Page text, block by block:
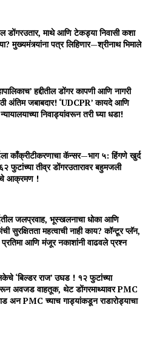
डोंगरउतार, माथे आणि टेकड्या निवासी कशा
मुख्यमंत्र्यांना पत्र लिहिणार—श्रीनाथ भिमाले
हद्दीतील डोंगर कापणी आणि नागरी
अंतिम जबाबदार! ‘UDCPR’ कायदे आणि
न्यायालयाच्या निवाड्यांवरून तरी घ्या धडा!
काँक्रीटीकरणाचा कॅन्सर—भाग ५: हिंगणे खुर्द
फुटांच्या तीव्र डोंगरउतारावर बहुमजली
आक्रमण !
जलप्रवाह, भूस्खलनाचा धोका आणि
सुरक्षितता महत्वाची नाही काय? कॉन्टूर प्लॅन,
आणि मंजूर नकाशांनी वाढवले प्रश्न
‘बिल्डर राज’ उघड ! १२ फुटांच्या
अवजड वाहतूक, थेट डोंगरमाथ्यावर PMC
अन PMC च्याच गाड्यांकडून राडारोड्याचा